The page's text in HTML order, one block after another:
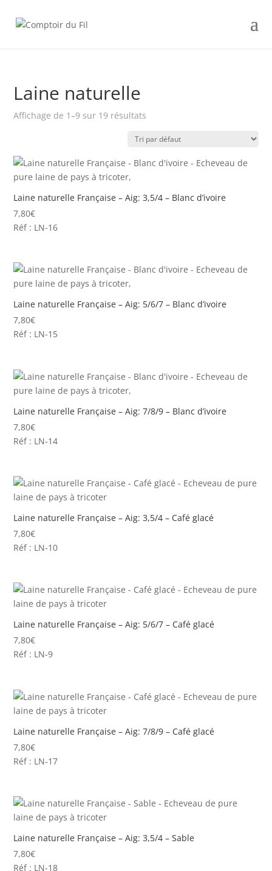
Laine naturelle
Affichage de 1–9 sur 19 résultats
Laine naturelle Française – Aig: 3,5/4 – Blanc d’ivoire
7,80€
Réf : LN-16
Laine naturelle Française – Aig: 5/6/7 – Blanc d’ivoire
7,80€
Réf : LN-15
Laine naturelle Française – Aig: 7/8/9 – Blanc d’ivoire
7,80€
Réf : LN-14
Laine naturelle Française – Aig: 3,5/4 – Café glacé
7,80€
Réf : LN-10
Laine naturelle Française – Aig: 5/6/7 – Café glacé
7,80€
Réf : LN-9
Laine naturelle Française – Aig: 7/8/9 – Café glacé
7,80€
Réf : LN-17
Laine naturelle Française – Aig: 3,5/4 – Sable
7,80€
Réf : LN-18